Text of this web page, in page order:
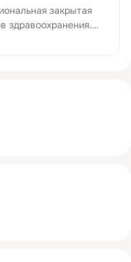
закрытая
здравоохранения.
мнения врачей и